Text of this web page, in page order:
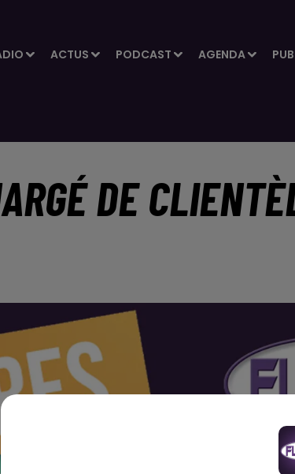
ACTUS PODCAST AGENDA
DE